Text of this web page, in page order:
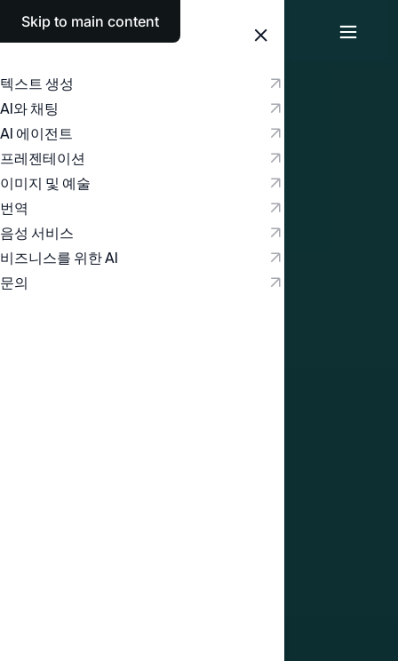
Skip to main content
텍스트 생성
AI와 채팅
AI 에이전트
프레젠테이션
이미지 및 예술
번역
음성 서비스
비즈니스를 위한 AI
문의